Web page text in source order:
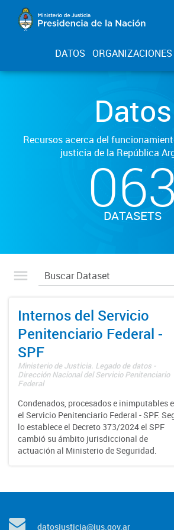
DATOS ORGANIZACIONES
Datos
Recursos acerca del
justicia de la República
063
DATASETS
Internos del Servicio
Penitenciario Federal -
SPF
Ministerio de Justicia. Legado de datos -
Dirección Nacional del Servicio Penitenciario
Federal
Condenados, procesados e inimputables
el Servicio Penitenciario Federal - SPF.
lo establece el Decreto 373/2024 el SPF
cambió su ámbito jurisdiccional de
actuación al Ministerio de Seguridad.
datosjusticia@jus.gov.ar